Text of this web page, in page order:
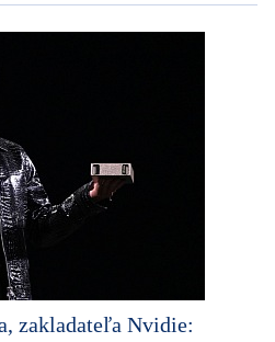
zakladateľa Nvidie: